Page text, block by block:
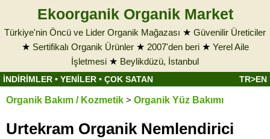
Ekoorganik Organik Market
Türkiye'nin Öncü ve Lider Organik Mağazası ★ Güvenilir Üreticiler
★ Sertifikalı Organik Ürünler★ 2007'den beri★ Yerel Aile
İşletmesi ★ Beylikdüzü, İstanbul
İNDİRİMLER • YENİLER • ÇOK SATAN TR>EN
Organik Bakım / Kozmetik > Organik Yüz Bakımı
Urtekram Organik Nemlendirici